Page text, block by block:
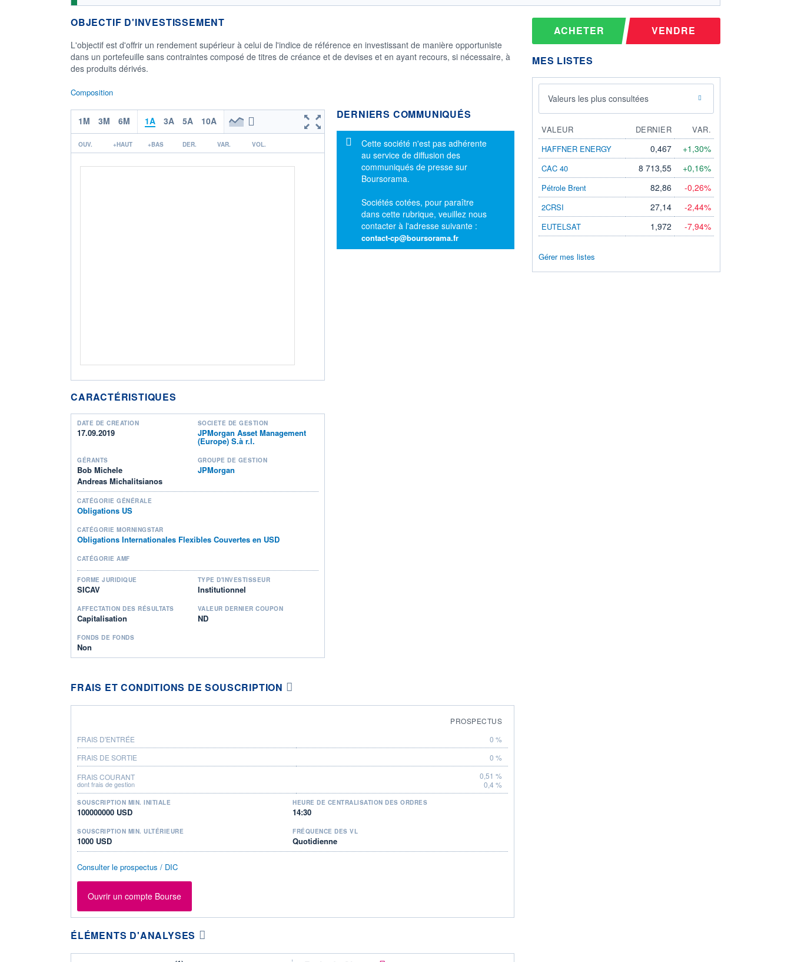
OBJECTIF D'INVESTISSEMENT
L'objectif est d'offrir un rendement supérieur à celui de l'indice de référence en investissant de manière opportuniste
dans un portefeuille sans contraintes composé de titres de créance et de devises et en ayant recours, si nécessaire, à
des produits dérivés.
Composition
1M 3M 6M 1A 3A 5A 10A
OUV. +HAUT +BAS DER. VAR. VOL.
CARACTÉRISTIQUES
DATE DE CRÉATION
17.09.2019
SOCIÉTÉ DE GESTION
JPMorgan Asset Management
(Europe) S.à r.l.
GÉRANTS
Bob Michele
Andreas Michalitsianos
GROUPE DE GESTION
JPMorgan
CATÉGORIE GÉNÉRALE
Obligations US
CATÉGORIE MORNINGSTAR
Obligations Internationales Flexibles Couvertes en USD
CATÉGORIE AMF
FORME JURIDIQUE
SICAV
TYPE D'INVESTISSEUR
Institutionnel
AFFECTATION DES RÉSULTATS
Capitalisation
VALEUR DERNIER COUPON
ND
FONDS DE FONDS
Non
DERNIERS COMMUNIQUÉS
Message d'information
Cette société n'est pas adhérente
au service de diffusion des
communiqués de presse sur
Boursorama.
Sociétés cotées, pour paraître
dans cette rubrique, veuillez nous
contacter à l'adresse suivante :
contact-cp@boursorama.fr
FRAIS ET CONDITIONS DE SOUSCRIPTION
PROSPECTUS
FRAIS D'ENTRÉE
0 %
FRAIS DE SORTIE
0 %
FRAIS COURANT
dont frais de gestion
0,51 %
0,4 %
SOUSCRIPTION MIN. INITIALE
100000000 USD
HEURE DE CENTRALISATION DES ORDRES
14:30
SOUSCRIPTION MIN. ULTÉRIEURE
1000 USD
FRÉQUENCE DES VL
Quotidienne
Consulter le prospectus / DIC
Ouvrir un compte Bourse
ÉLÉMENTS D'ANALYSES
ACHETER VENDRE
MES LISTES
Valeurs les plus consultées
VALEUR DERNIER
VAR.
HAFFNER ENERGY
0,467 +1,30%
CAC 40 8 713,55 +0,16%
Pétrole Brent 82,86 -0,26%
2CRSI 27,14 -2,44%
EUTELSAT 1,972 -7,94%
Gérer mes listes